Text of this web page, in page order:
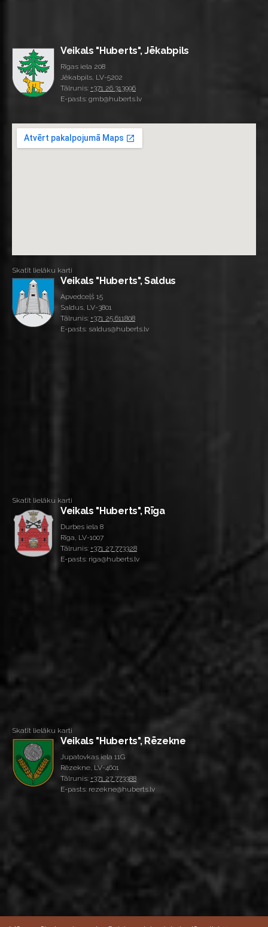
Veikals "Huberts", Jēkabpils
Rīgas iela 208
Jēkabpils, LV-5202
Tālrunis: +371 26 313996
E-pasts: gmb@huberts.lv
Skatīt lielāku karti
Veikals "Huberts", Saldus
Apvedceļš 15
Saldus, LV-3801
Tālrunis: +371 25 611808
E-pasts: saldus@huberts.lv
Skatīt lielāku karti
Veikals "Huberts", Rīga
Durbes iela 8
Rīga, LV-1007
Tālrunis: +371 27 773328
E-pasts: riga@huberts.lv
Skatīt lielāku karti
Veikals "Huberts", Rēzekne
Jupatovkas iela 11G
Rēzekne, LV-4601
Tālrunis: +371 27 773388
E-pasts: rezekne@huberts.lv